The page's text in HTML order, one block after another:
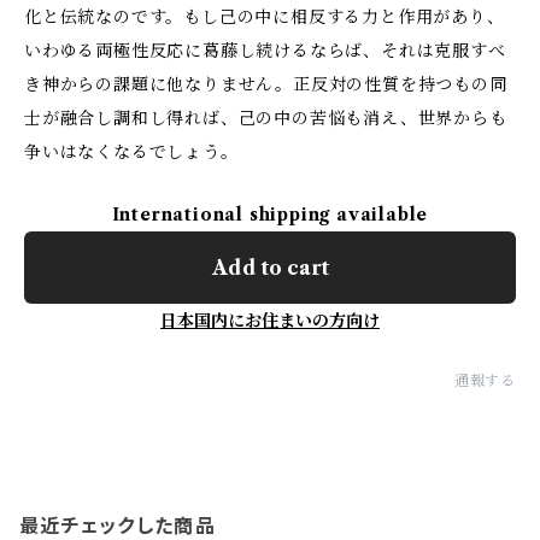
化と伝統なのです。もし己の中に相反する力と作用があり、
いわゆる両極性反応に葛藤し続けるならば、それは克服すべ
き神からの課題に他なりません。正反対の性質を持つもの同
士が融合し調和し得れば、己の中の苦悩も消え、世界からも
争いはなくなるでしょう。
International shipping available
Add to cart
日本国内にお住まいの方向け
通報する
最近チェックした商品